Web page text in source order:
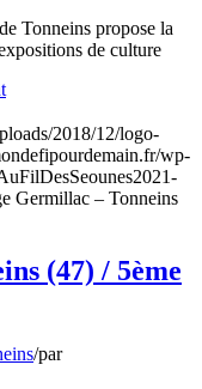
Tonneins propose la
de culture
2018/12/logo-
wp-
2021-
Germillac – Tonneins
(47) / 5ème
/par